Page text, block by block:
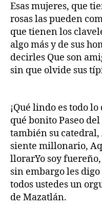
Esas mujeres, que
rosas las pueden
que tienen los
algo más y de sus
decirles Que son
sin que olvide sus
¡Qué lindo es todo
qué bonito Paseo
también su catedral,
siente millonario,
llorarYo soy
sin embargo les
todos ustedes un
de Mazatlán.